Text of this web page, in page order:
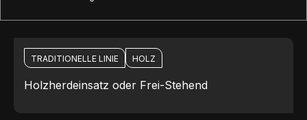
TRADITIONELLE LINIE HOLZ
Holzherdeinsatz oder Frei-Stehend